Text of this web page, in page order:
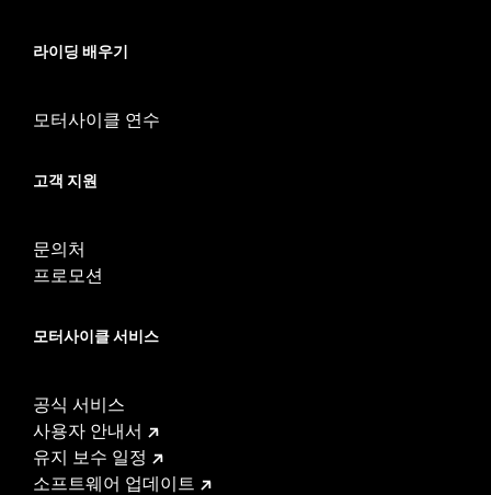
라이딩 배우기
모터사이클 연수
고객 지원
문의처
프로모션
모터사이클 서비스
공식 서비스
사용자 안내서
유지 보수 일정
소프트웨어 업데이트